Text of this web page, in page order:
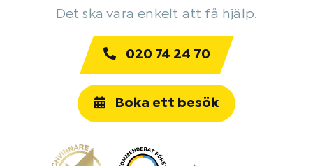
Det ska vara enkelt att få hjälp.
020 74 24 70
Boka ett besök